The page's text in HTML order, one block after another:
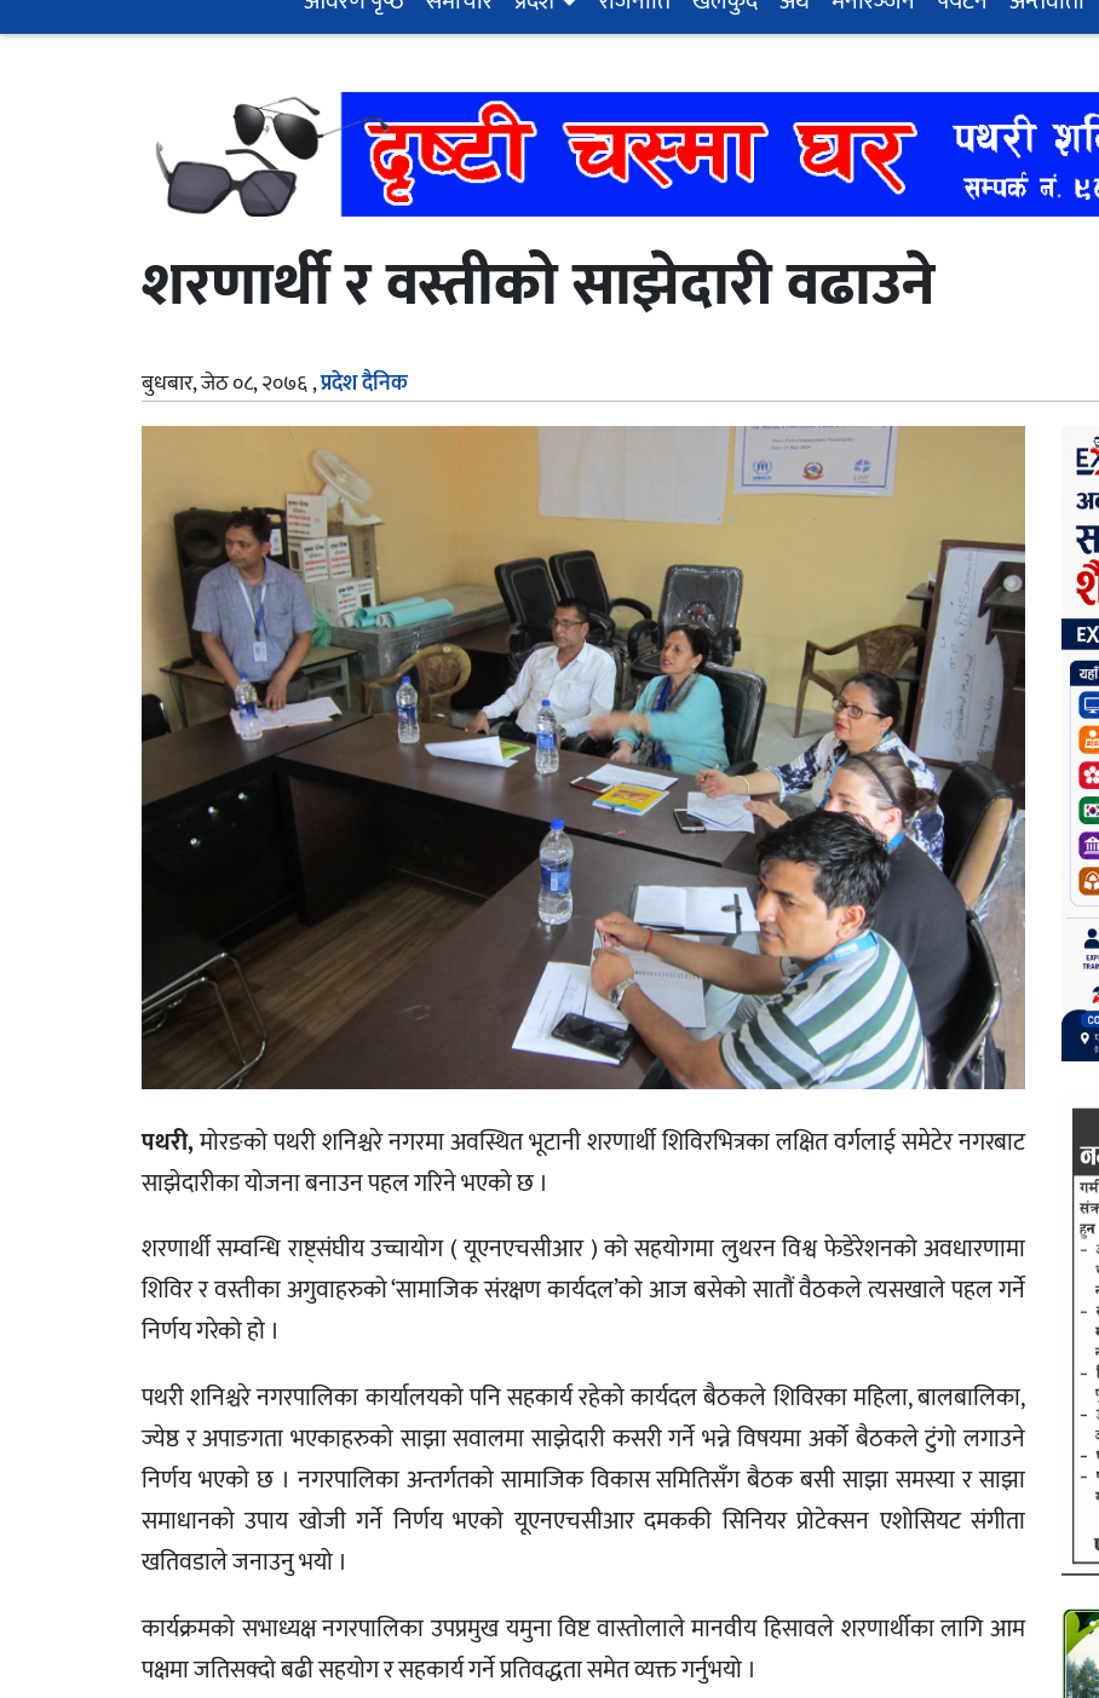
शरणार्थी र वस्तीको साझेदारी वढाउने
बुधबार, जेठ ०८, २०७६,प्रदेश दैनिक
पथरी,मोरङको पथरी शनिश्चरे नगरमा अवस्थित भूटानी शरणार्थी शिविरभित्रका लक्षित वर्गलाई समेटेर नगरबाट
साझेदारीका योजना बनाउन पहल गरिने भएको छ ।
शरणार्थी सम्वन्धि राष्ट्संघीय उच्चायोग ( यूएनएचसीआर ) को सहयोगमा लुथरन विश्व फेडेरेशनको अवधारणामा
शिविर र वस्तीका अगुवाहरुको ‘सामाजिक संरक्षण कार्यदल’को आज बसेको सातौं वैठकले त्यसखाले पहल गर्ने
निर्णय गरेको हो ।
पथरी शनिश्चरे नगरपालिका कार्यालयको पनि सहकार्य रहेको कार्यदल बैठकले शिविरका महिला, बालबालिका,
ज्येष्ठ र अपाङगता भएकाहरुको साझा सवालमा साझेदारी कसरी गर्ने भन्ने विषयमा अर्काे बैठकले टुंगो लगाउने
निर्णय भएको छ । नगरपालिका अन्तर्गतको सामाजिक विकास समितिसँग बैठक बसी साझा समस्या र साझा
समाधानको उपाय खोजी गर्ने निर्णय भएको यूएनएचसीआर दमककी सिनियर प्रोटेक्सन एशोसियट संगीता
खतिवडाले जनाउनु भयो ।
कार्यक्रमको सभाध्यक्ष नगरपालिका उपप्रमुख यमुना विष्ट वास्तोलाले मानवीय हिसावले शरणार्थीका लागि आम
पक्षमा जतिसक्दो बढी सहयोग र सहकार्य गर्ने प्रतिवद्धता समेत व्यक्त गर्नुभयो ।